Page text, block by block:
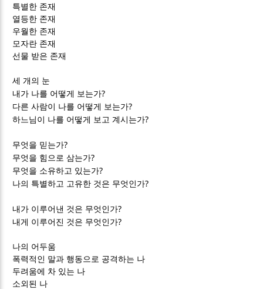
특별한 존재
열등한 존재
우월한 존재
모자란 존재
선물 받은 존재
세 개의 눈
내가 나를 어떻게 보는가?
다른 사람이 나를 어떻게 보는가?
하느님이 나를 어떻게 보고 계시는가?
무엇을 믿는가?
무엇을 힘으로 삼는가?
무엇을 소유하고 있는가?
나의 특별하고 고유한 것은 무엇인가?
내가 이루어낸 것은 무엇인가?
내게 이루어진 것은 무엇인가?
나의 어두움
폭력적인 말과 행동으로 공격하는 나
두려움에 차 있는 나
소외된 나